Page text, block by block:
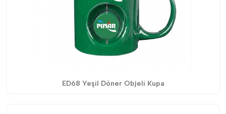
ED68 Yeşil Döner Objeli Kupa